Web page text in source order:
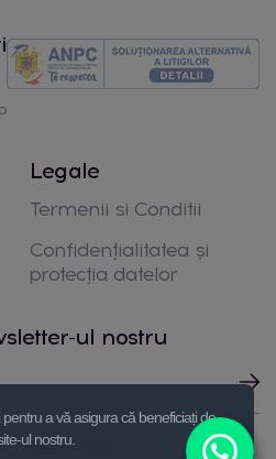
Legale
Termenii si Conditii
Confidențialitatea și
protecția datelor
ul nostru
noi prin telefon
a vă asigura că beneficiați de
ul nostru.